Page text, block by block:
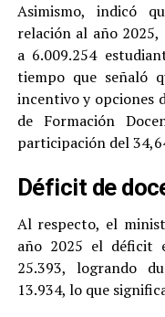
Asimismo, indicó
relación al año 2025,
a 6.009.254
tiempo que señaló
incentivo y opciones
de Formación
participación del
Déficit de
Al respecto, el
año 2025 el déficit
25.393, logrando
13.934, lo que